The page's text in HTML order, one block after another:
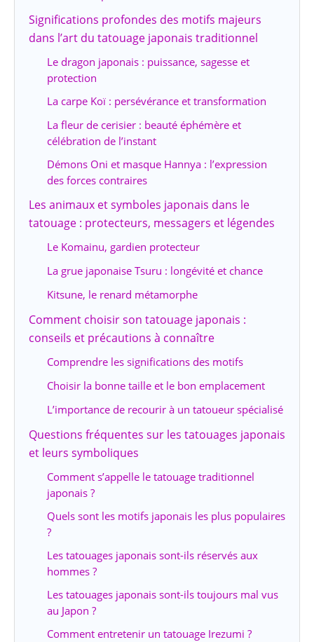
Significations profondes des motifs majeurs
dans l’art du tatouage japonais traditionnel
Le dragon japonais : puissance, sagesse et
protection
La carpe Koï : persévérance et transformation
La fleur de cerisier : beauté éphémère et
célébration de l’instant
Démons Oni et masque Hannya : l’expression
des forces contraires
Les animaux et symboles japonais dans le
tatouage : protecteurs, messagers et légendes
Le Komainu, gardien protecteur
La grue japonaise Tsuru : longévité et chance
Kitsune, le renard métamorphe
Comment choisir son tatouage japonais :
conseils et précautions à connaître
Comprendre les significations des motifs
Choisir la bonne taille et le bon emplacement
L’importance de recourir à un tatoueur spécialisé
Questions fréquentes sur les tatouages japonais
et leurs symboliques
Comment s’appelle le tatouage traditionnel
japonais ?
Quels sont les motifs japonais les plus populaires
?
Les tatouages japonais sont-ils réservés aux
hommes ?
Les tatouages japonais sont-ils toujours mal vus
au Japon ?
Comment entretenir un tatouage Irezumi ?